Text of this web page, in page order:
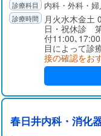
内科・外科・
月火水木金
日・祝休診
付11:00､
目によって診
接の確認をお
春日井内科・消化